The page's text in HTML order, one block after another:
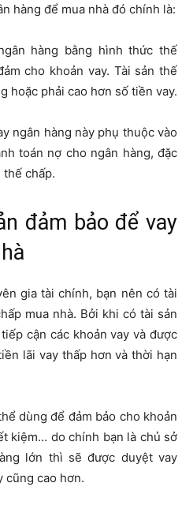
hàng để mua nhà đó chính là:
hàng bằng hình thức thế
cho khoản vay. Tài sản thế
hoặc phải cao hơn số tiền vay.
ngân hàng này phụ thuộc vào
toán nợ cho ngân hàng, đặc
thế chấp.
đảm bảo để vay
gia tài chính, bạn nên có tài
mua nhà. Bởi khi có tài sản
cận các khoản vay và được
lãi vay thấp hơn và thời hạn
dùng để đảm bảo cho khoản
kiệm… do chính bạn là chủ sở
lớn thì sẽ được duyệt vay
cũng cao hơn.